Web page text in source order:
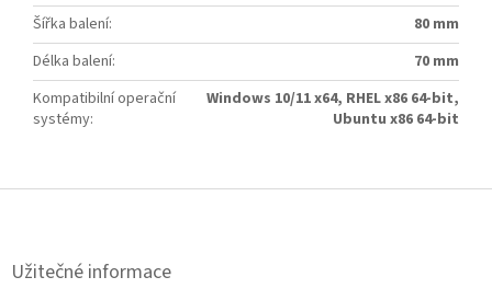
Šířka balení:
80 mm
Délka balení:
70 mm
Kompatibilní operační
systémy:
Windows 10/11 x64, RHEL x86 64-bit,
Ubuntu x86 64-bit
Z
Užitečné informace